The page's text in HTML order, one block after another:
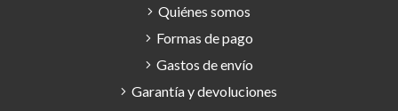
Quiénes somos
Formas de pago
Gastos de envío
Garantía y devoluciones